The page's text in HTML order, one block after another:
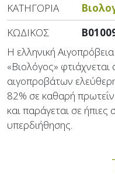
ΚΑΤΗΓΟΡΊΑ
ΚΩΔΙΚΌΣ
Η ελληνική
«Βιολόγος»
αιγοπροβάτων
82% σε καθαρή
και παράγεται σε
υπερδιήθησης.